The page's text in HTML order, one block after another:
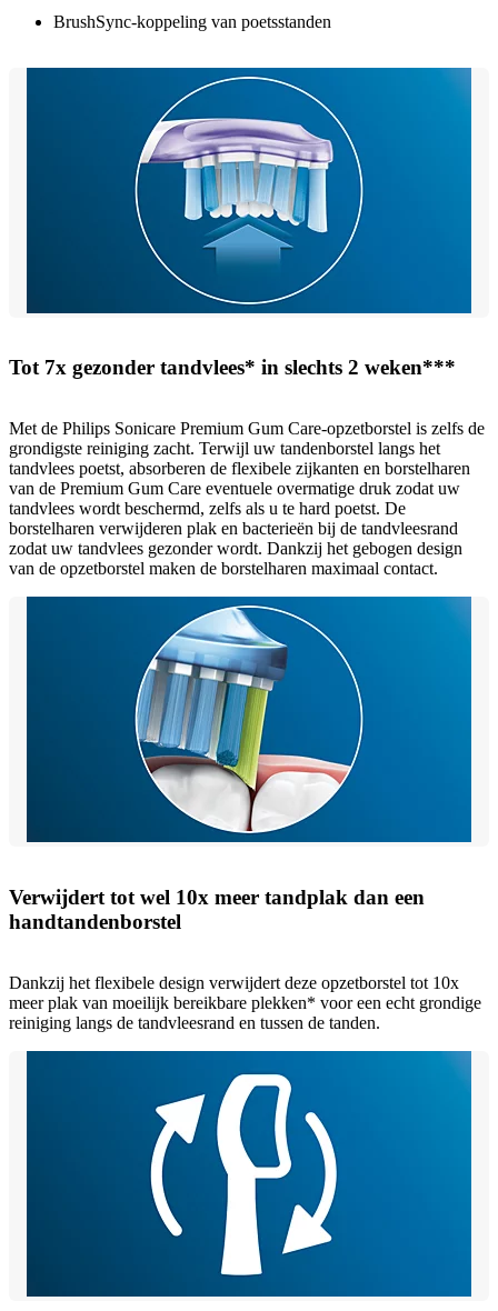
BrushSync-koppeling van poetsstanden
Tot 7x gezonder tandvlees* in slechts 2 weken***
Met de Philips Sonicare Premium Gum Care-opzetborstel is zelfs de
grondigste reiniging zacht. Terwijl uw tandenborstel langs het
tandvlees poetst, absorberen de flexibele zijkanten en borstelharen
van de Premium Gum Care eventuele overmatige druk zodat uw
tandvlees wordt beschermd, zelfs als u te hard poetst. De
borstelharen verwijderen plak en bacterieën bij de tandvleesrand
zodat uw tandvlees gezonder wordt. Dankzij het gebogen design
van de opzetborstel maken de borstelharen maximaal contact.
Verwijdert tot wel 10x meer tandplak dan een
handtandenborstel
Dankzij het flexibele design verwijdert deze opzetborstel tot 10x
meer plak van moeilijk bereikbare plekken* voor een echt grondige
reiniging langs de tandvleesrand en tussen de tanden.